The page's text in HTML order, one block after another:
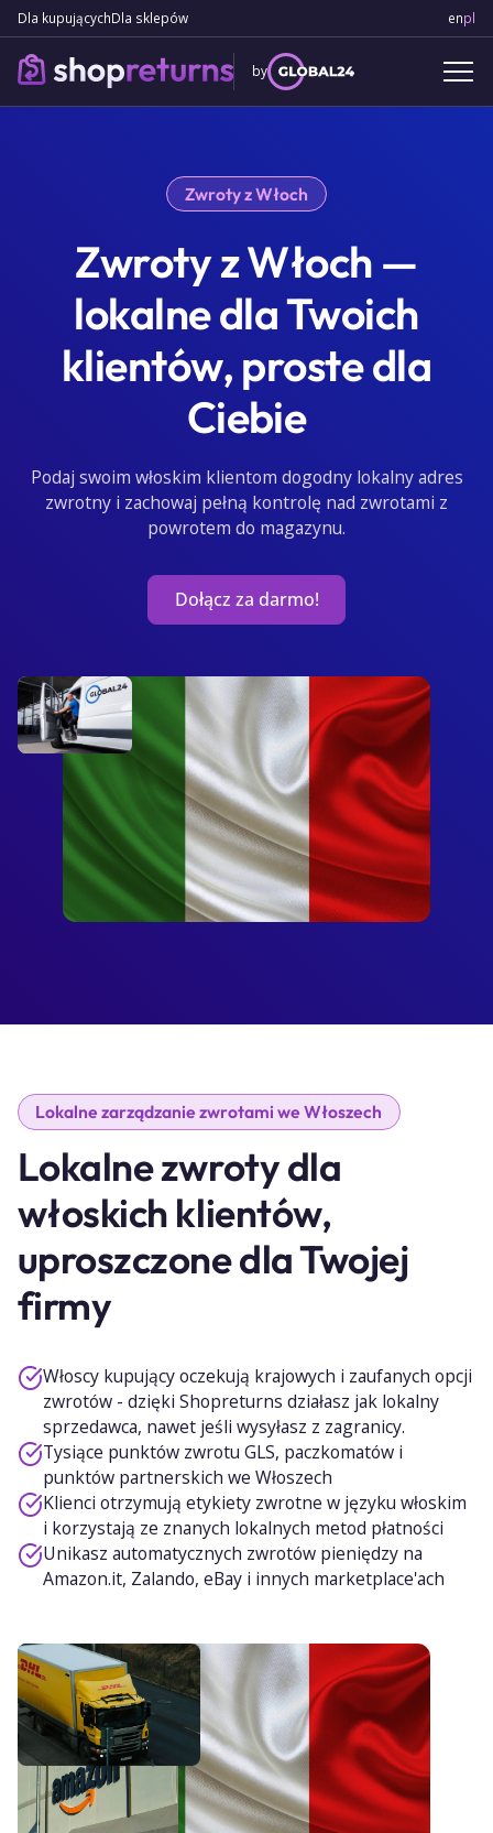
Dla kupującychDla sklepów enpl
by
Zwroty z Włoch
Zwroty z Włoch —
lokalne dla Twoich
klientów, proste dla
Ciebie
Podaj swoim włoskim klientom dogodny lokalny adres
zwrotny i zachowaj pełną kontrolę nad zwrotami z
powrotem do magazynu.
Dołącz za darmo!
Lokalne zarządzanie zwrotami we Włoszech
Lokalne zwroty dla
włoskich klientów,
uproszczone dla Twojej
firmy
Włoscy kupujący oczekują krajowych i zaufanych opcji
zwrotów - dzięki Shopreturns działasz jak lokalny
sprzedawca, nawet jeśli wysyłasz z zagranicy.
Tysiące punktów zwrotu GLS, paczkomatów i
punktów partnerskich we Włoszech
Klienci otrzymują etykiety zwrotne w języku włoskim
i korzystają ze znanych lokalnych metod płatności
Unikasz automatycznych zwrotów pieniędzy na
Amazon.it, Zalando, eBay i innych marketplace'ach